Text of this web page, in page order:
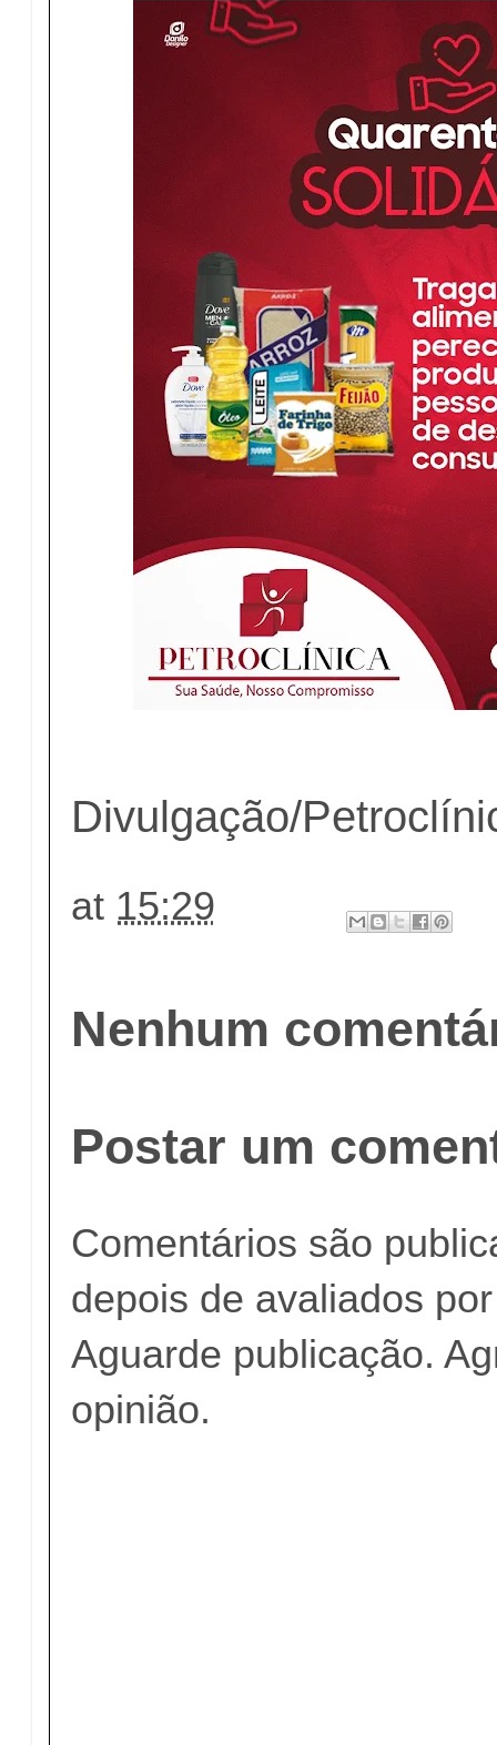
Divulgação/
at 15:29
Nenhum
Postar um
Comentários são
depois de avaliados
Aguarde publicação.
opinião.